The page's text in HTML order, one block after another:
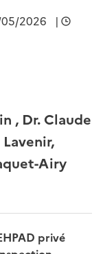
05/2026
|
, Dr. Claude
Airy
privé